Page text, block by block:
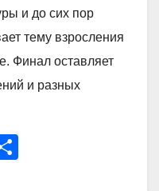
и до сих пор
тему взросления
Финал оставляет
и разных